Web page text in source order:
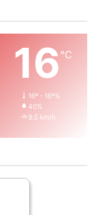
16℃
16º - 16º%
40%
9.5 km/h